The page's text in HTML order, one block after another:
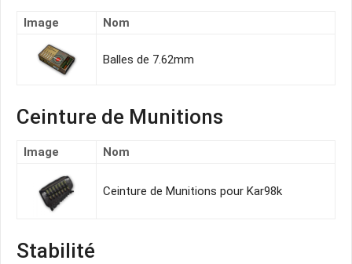
Image Nom
Balles de 7.62mm
Ceinture de Munitions
Image Nom
Ceinture de Munitions pour Kar98k
Stabilité